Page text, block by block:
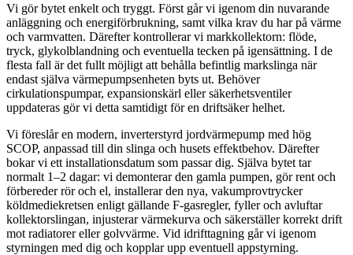
Vi gör bytet enkelt och tryggt. Först går vi igenom din nuvarande
anläggning och energiförbrukning, samt vilka krav du har på värme
och varmvatten. Därefter kontrollerar vi markkollektorn: flöde,
tryck, glykolblandning och eventuella tecken på igensättning. I de
flesta fall är det fullt möjligt att behålla befintlig markslinga när
endast själva värmepumpsenheten byts ut. Behöver
cirkulationspumpar, expansionskärl eller säkerhetsventiler
uppdateras gör vi detta samtidigt för en driftsäker helhet.
Vi föreslår en modern, inverterstyrd jordvärmepump med hög
SCOP, anpassad till din slinga och husets effektbehov. Därefter
bokar vi ett installationsdatum som passar dig. Själva bytet tar
normalt 1–2 dagar: vi demonterar den gamla pumpen, gör rent och
förbereder rör och el, installerar den nya, vakumprovtrycker
köldmediekretsen enligt gällande F-gasregler, fyller och avluftar
kollektorslingan, injusterar värmekurva och säkerställer korrekt drift
mot radiatorer eller golvvärme. Vid idrifttagning går vi igenom
styrningen med dig och kopplar upp eventuell appstyrning.